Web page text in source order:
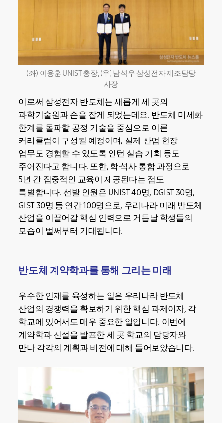
(좌) 이용훈 UNIST 총장, (우) 남석우 삼성전자 제조담당
사장
이로써 삼성전자 반도체는 새롭게 세 곳의
과학기술원과 손을 잡게 되었는데요. 반도체 미세화
한계를 돌파할 공정 기술을 중심으로 이론
커리큘럼이 구성될 예정이며, 실제 산업 현장
업무도 경험할 수 있도록 인턴 실습 기회 등도
주어진다고 합니다. 또한, 학·석사 통합 과정으로
5년 간 집중적인 교육이 제공된다는 점도
특별합니다. 선발 인원은 UNIST 40명, DGIST 30명,
GIST 30명 등 연간 100명으로, 우리나라 미래 반도체
산업을 이끌어갈 핵심 인력으로 거듭날 학생들의
모습이 벌써부터 기대됩니다.
반도체 계약학과를 통해 그리는 미래
우수한 인재를 육성하는 일은 우리나라 반도체
산업의 경쟁력을 확보하기 위한 핵심 과제이자, 각
학교에 있어서도 매우 중요한 일입니다. 이번에
계약학과 신설을 발표한 세 곳 학교의 담당자와
만나 각각의 계획과 비전에 대해 들어보았습니다.